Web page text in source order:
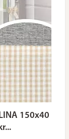
150x40